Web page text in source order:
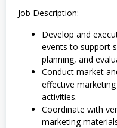
Job Description:
Develop and
events to support
planning, and
Conduct market
effective
activities.
Coordinate with
marketing